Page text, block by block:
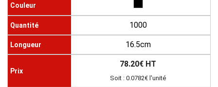
1000
16.5cm
78.20€ HT
Soit : 0.0782€ l'unité